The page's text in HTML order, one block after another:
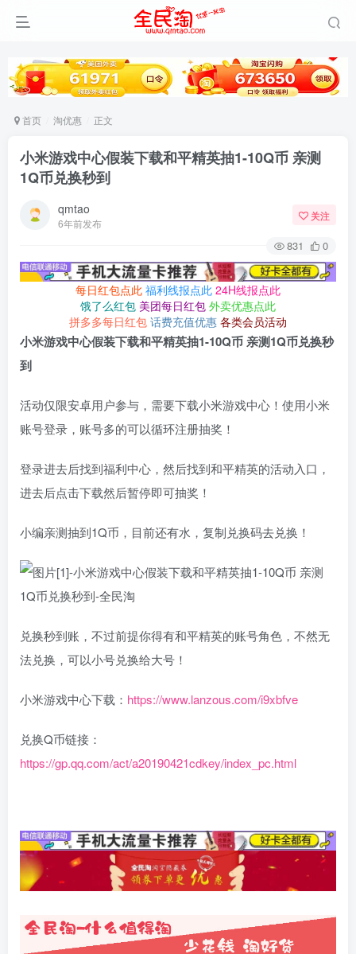
首页 淘优惠 正文
小米游戏中心假装下载和平精英抽1-10Q币 亲测
1Q币兑换秒到
qmtao
6年前发布
关注
831 0
每日红包点此 福利线报点此 24H线报点此
饿了么红包 美团每日红包 外卖优惠点此
拼多多每日红包 话费充值优惠 各类会员活动
小米游戏中心假装下载和平精英抽1-10Q币 亲测1Q币兑换秒
到
活动仅限安卓用户参与，需要下载小米游戏中心！使用小米
账号登录，账号多的可以循环注册抽奖！
登录进去后找到福利中心，然后找到和平精英的活动入口，
进去后点击下载然后暂停即可抽奖！
小编亲测抽到1Q币，目前还有水，复制兑换码去兑换！
兑换秒到账，不过前提你得有和平精英的账号角色，不然无
法兑换，可以小号兑换给大号！
小米游戏中心下载： https://www.lanzous.com/i9xbfve
兑换Q币链接：
https://gp.qq.com/act/a20190421cdkey/index_pc.html